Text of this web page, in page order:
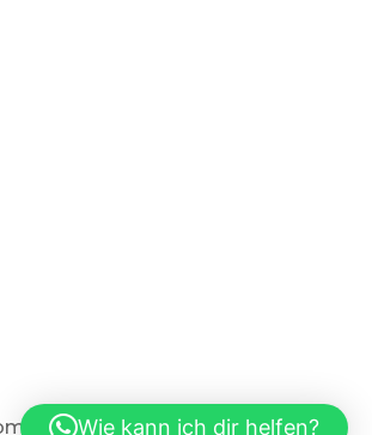
- 2024. Alle Rechte vorbehalten -
Wie kann ich dir helfen?